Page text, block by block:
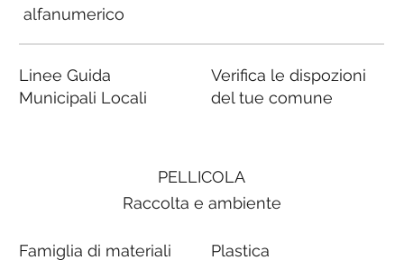
PELLICOLA
Raccolta e ambiente
Famiglia di materiali Plastica
alfanumerico
Linee Guida
Municipali Locali
Verifica le dispozioni
del tue comune